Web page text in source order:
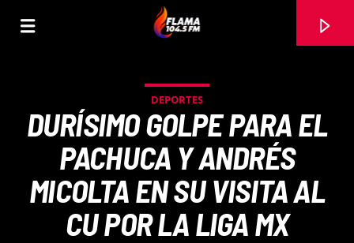
DEPORTES
DURÍSIMO GOLPE PARA EL
PACHUCA Y ANDRÉS
MICOLTA EN SU VISITA AL
CU POR LA LIGA MX